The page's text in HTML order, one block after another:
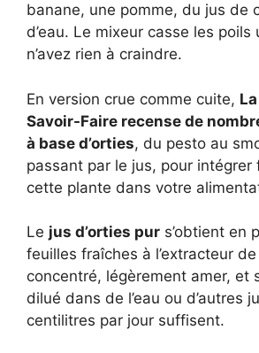
banane, une pomme, du jus de
d’eau. Le mixeur casse les
n’avez rien à craindre.
En version crue comme cuite,
Savoir-Faire recense de
à base d’orties, du pesto au
passant par le jus, pour intégrer
cette plante dans votre
Le jus d’orties pur s’obtient en
feuilles fraîches à l’extracteur
concentré, légèrement amer, et
dilué dans de l’eau ou d’autres
centilitres par jour suffisent.